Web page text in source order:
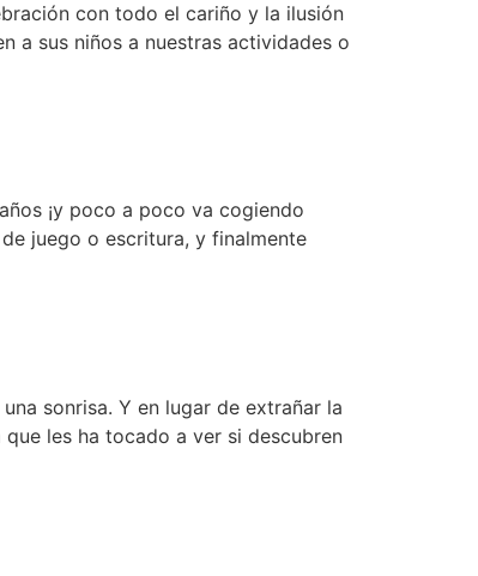
con todo el cariño y la ilusión
a sus niños a nuestras actividades o
¡y poco a poco va cogiendo
juego o escritura, y finalmente
sonrisa. Y en lugar de extrañar la
les ha tocado a ver si descubren